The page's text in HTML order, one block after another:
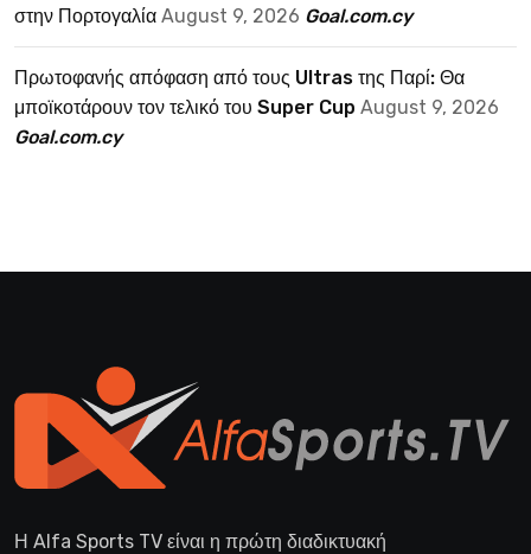
στην Πορτογαλία August 9, 2026 Goal.com.cy
Πρωτοφανής απόφαση από τους Ultras της Παρί: Θα
μποϊκοτάρουν τον τελικό του Super Cup August 9, 2026
Goal.com.cy
Η Alfa Sports TV είναι η πρώτη διαδικτυακή